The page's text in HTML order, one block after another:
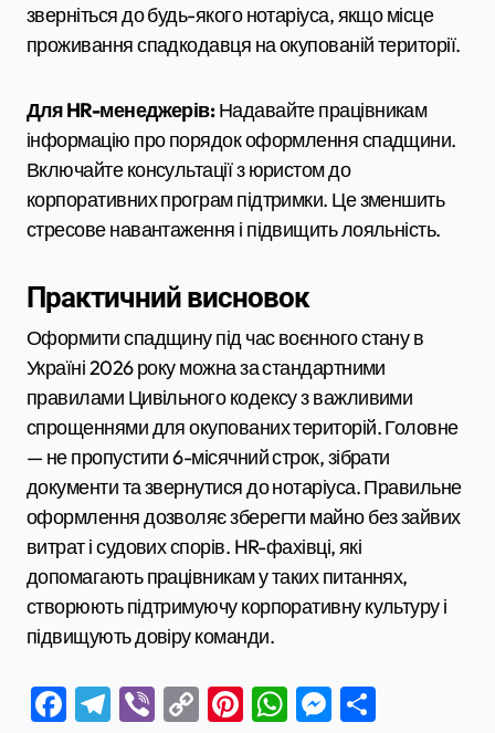
зверніться до будь-якого нотаріуса, якщо місце
проживання спадкодавця на окупованій території.
Для HR-менеджерів:Надавайте працівникам
інформацію про порядок оформлення спадщини.
Включайте консультації з юристом до
корпоративних програм підтримки. Це зменшить
стресове навантаження і підвищить лояльність.
Практичний висновок
Оформити спадщину під час воєнного стану в
Україні 2026 року можна за стандартними
правилами Цивільного кодексу з важливими
спрощеннями для окупованих територій. Головне
— не пропустити 6-місячний строк, зібрати
документи та звернутися до нотаріуса. Правильне
оформлення дозволяє зберегти майно без зайвих
витрат і судових спорів. HR-фахівці, які
допомагають працівникам у таких питаннях,
створюють підтримуючу корпоративну культуру і
підвищують довіру команди.
Facebook
Telegram
ViberCopyPinterest
WhatsApp